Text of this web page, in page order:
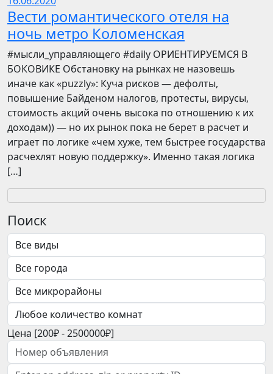
Вести романтического отеля на
ночь метро Коломенская
​​#мысли_управляющего #daily ОРИЕНТИРУЕМСЯ В
БОКОВИКЕ Обстановку на рынках не назовешь
иначе как «puzzly»: Куча рисков — дефолты,
повышение Байденом налогов, протесты, вирусы,
стоимость акций очень высока по отношению к их
доходам)) — но их рынок пока не берет в расчет и
играет по логике «чем хуже, тем быстрее государства
расчехлят новую поддержку». Именно такая логика
[…]
Поиск
Цена [200₽-2500000₽]